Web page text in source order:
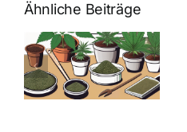
Ähnliche Beiträge
Neue THC-
Grenzwert-
Regelung:
Was Sie über
Cannabis und